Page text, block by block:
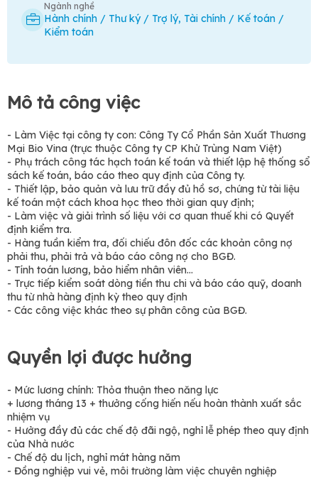
Ngành nghề
Hành chính / Thư ký / Trợ lý, Tài chính / Kế toán /
Kiểm toán
Mô tả công việc
- Làm Việc tại công ty con: Công Ty Cổ Phần Sản Xuất Thương
Mại Bio Vina (trực thuộc Công ty CP Khử Trùng Nam Việt)
- Phụ trách công tác hạch toán kế toán và thiết lập hệ thống sổ
sách kế toán, báo cáo theo quy định của Công ty.
- Thiết lập, bảo quản và lưu trữ đầy đủ hồ sơ, chứng từ tài liệu
kế toán một cách khoa học theo thời gian quy định;
- Làm việc và giải trình số liệu với cơ quan thuế khi có Quyết
định kiểm tra.
- Hàng tuần kiểm tra, đối chiếu đôn đốc các khoản công nợ
phải thu, phải trả và báo cáo công nợ cho BGĐ.
- Tính toán lương, bảo hiểm nhân viên…
- Trực tiếp kiểm soát dòng tiền thu chi và báo cáo quỹ, doanh
thu từ nhà hàng định kỳ theo quy định
- Các công việc khác theo sự phân công của BGĐ.
Quyền lợi được hưởng
- Mức lương chính: Thỏa thuận theo năng lực
+ lương tháng 13 + thưởng cống hiến nếu hoàn thành xuất sắc
nhiệm vụ
- Hưởng đầy đủ các chế độ đãi ngộ, nghỉ lễ phép theo quy định
của Nhà nước
- Chế độ du lịch, nghỉ mát hàng năm
- Đồng nghiệp vui vẻ, môi trường làm việc chuyên nghiệp